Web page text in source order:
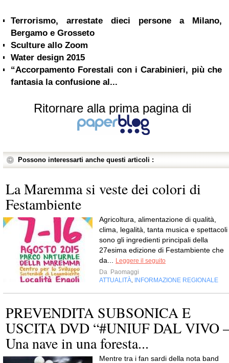
Terrorismo, arrestate dieci persone a Milano,
Bergamo e Grosseto
Sculture allo Zoom
Water design 2015
“Accorpamento Forestali con i Carabinieri, più che
fantasia la confusione al...
Ritornare alla prima pagina di
Possono interessarti anche questi articoli :
La Maremma si veste dei colori di
Festambiente
Agricoltura, alimentazione di qualità,
clima, legalità, tanta musica e spettacoli
sono gli ingredienti principali della
27esima edizione di Festambiente che
da...
Leggere il seguito
Da Paomaggi
ATTUALITÀ
INFORMAZIONE REGIONALE
PREVENDITA SUBSONICA E
USCITA DVD “#UNIUF DAL VIVO
Una nave in una foresta...
Mentre tra i fan sardi della nota band